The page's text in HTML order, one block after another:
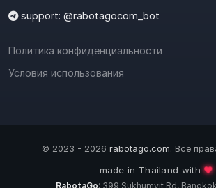
support: @rabotagocom_bot
Политика конфиденциальности
Условия использования
© 2023 - 2026 rabotago.com. Все
made in Thailand with❤️
RabotaGo: 399 Sukhumvit Rd,